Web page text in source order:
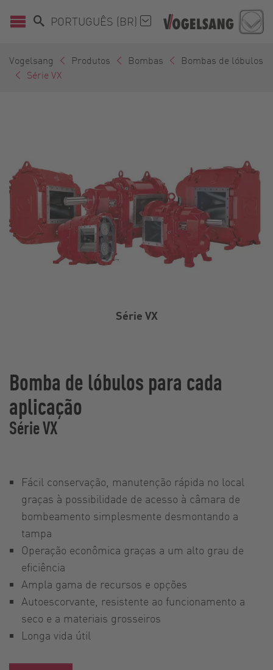
PORTUGUÊS (BR)
Vogelsang Produtos Bombas
Bombas de lóbulos
Série VX
Série VX
Bomba de lóbulos para cada
aplicação
Série VX
Fácil conservação, manutenção rápida no local
graças à possibilidade de acesso à câmara de
bombeamento simplesmente desmontando a
tampa
Operação econômica graças a um alto grau de
eficiência
Ampla gama de recursos e opções
Autoescorvante, resistente ao funcionamento a
seco e a materiais grosseiros
Longa vida útil